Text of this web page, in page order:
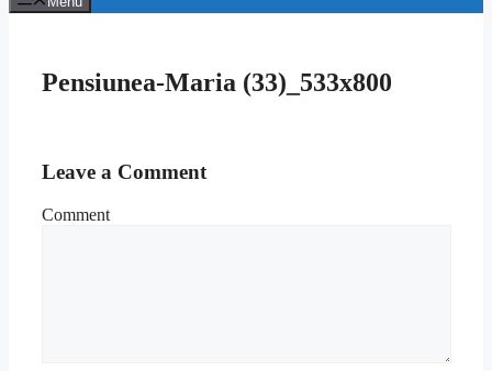
Pensiunea-Maria (33)_533x800
Leave a Comment
Comment